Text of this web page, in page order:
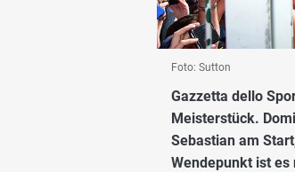
Foto: Sutton
Gazzetta dello
Meisterstück.
Sebastian am
Wendepunkt ist